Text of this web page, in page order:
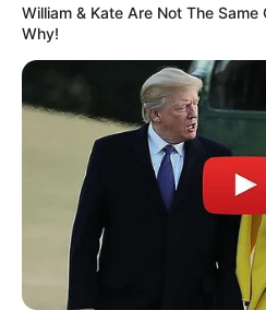
Apesar de muitas vezes
colocar todos os temperos
jardineira ou canteiro,
é possível. Afinal, como
William & Kate Are Not The Same
Why!